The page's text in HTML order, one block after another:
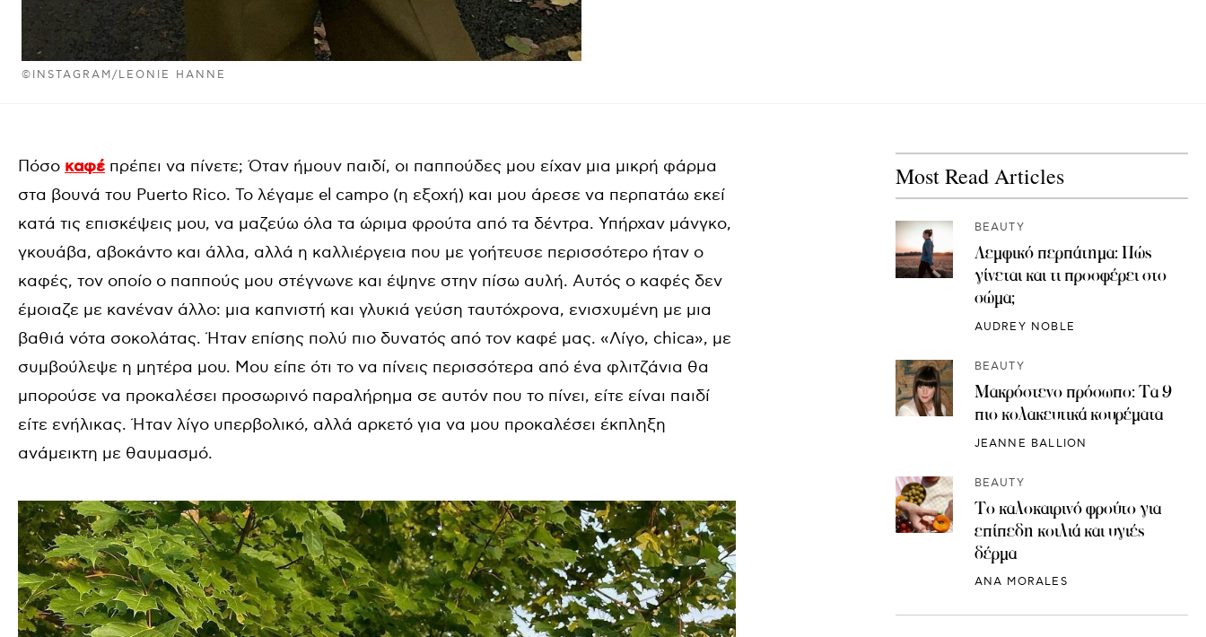
©INSTAGRAM/LEONIE HANNE
Πόσο καφέ πρέπει να πίνετε; Όταν ήμουν παιδί, οι παππούδες μου είχαν μια μικρή φάρμα
στα βουνά του Puerto Rico. Το λέγαμε el campo (η εξοχή) και μου άρεσε να περπατάω εκεί
κατά τις επισκέψεις μου, να μαζεύω όλα τα ώριμα φρούτα από τα δέντρα. Υπήρχαν μάνγκο,
γκουάβα, αβοκάντο και άλλα, αλλά η καλλιέργεια που με γοήτευσε περισσότερο ήταν ο
καφές, τον οποίο ο παππούς μου στέγνωνε και έψηνε στην πίσω αυλή. Αυτός ο καφές δεν
έμοιαζε με κανέναν άλλο: μια καπνιστή και γλυκιά γεύση ταυτόχρονα, ενισχυμένη με μια
βαθιά νότα σοκολάτας. Ήταν επίσης πολύ πιο δυνατός από τον καφέ μας. «Λίγο, chica», με
συμβούλεψε η μητέρα μου. Μου είπε ότι το να πίνεις περισσότερα από ένα φλιτζάνια θα
μπορούσε να προκαλέσει προσωρινό παραλήρημα σε αυτόν που το πίνει, είτε είναι παιδί
είτε ενήλικας. Ήταν λίγο υπερβολικό, αλλά αρκετό για να μου προκαλέσει έκπληξη
ανάμεικτη με θαυμασμό.
Most Read Articles
BEAUTY
Λεμφικό περπάτημα: Πώς
γίνεται και τι προσφέρει στο
σώμα;
AUDREY NOBLE
BEAUTY
Μακρόστενο πρόσωπο: Τα 9
πιο κολακευτικά κουρέματα
JEANNE BALLION
BEAUTY
Το καλοκαιρινό φρούτο για
επίπεδη κοιλιά και υγιές
δέρμα
ANA MORALES